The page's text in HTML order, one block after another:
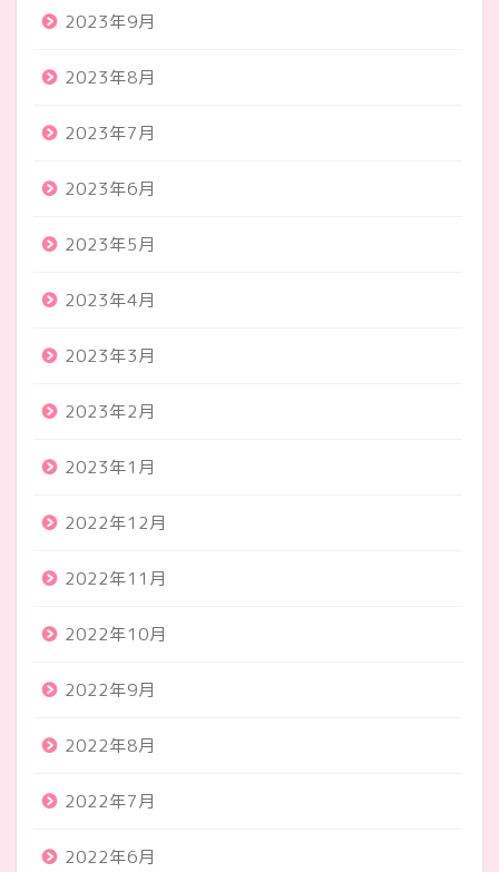
2023年9月
2023年8月
2023年7月
2023年6月
2023年5月
2023年4月
2023年3月
2023年2月
2023年1月
2022年12月
2022年11月
2022年10月
2022年9月
2022年8月
2022年7月
2022年6月